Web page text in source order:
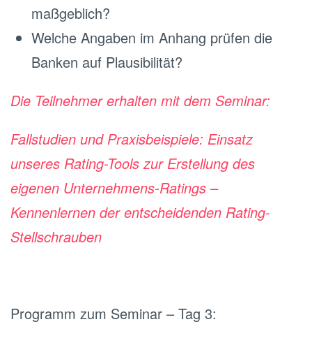
maßgeblich?
Welche Angaben im Anhang prüfen die
Banken auf Plausibilität?
Die Teilnehmer erhalten mit dem Seminar:
Fallstudien und Praxisbeispiele: Einsatz
unseres Rating-Tools zur Erstellung des
eigenen Unternehmens-Ratings –
Kennenlernen der entscheidenden Rating-
Stellschrauben
Programm zum Seminar – Tag 3: